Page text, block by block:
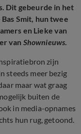
Dit gebeurde in het
Smit, hun twee
en Lieke van
van Shownieuws.
zijn
steeds meer bezig
maar wat graag
buiten de
in media-opnames
hun rug, getoond.